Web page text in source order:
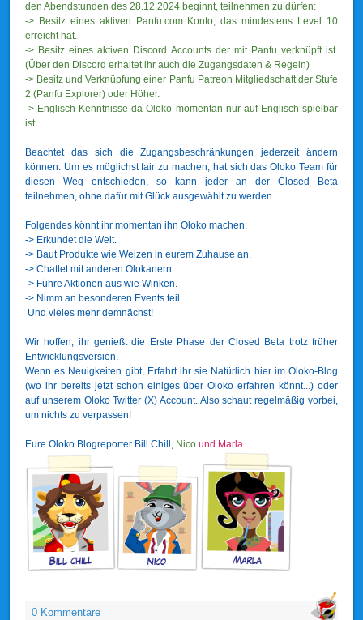
den Abendstunden des 28.12.2024 beginnt, teilnehmen zu dürfen:
-> Besitz eines aktiven Panfu.com Konto, das mindestens Level 10
erreicht hat.
-> Besitz eines aktiven Discord Accounts der mit Panfu verknüpft ist.
(Über den Discord erhaltet ihr auch die Zugangsdaten & Regeln)
-> Besitz und Verknüpfung einer Panfu Patreon Mitgliedschaft der Stufe
2 (Panfu Explorer) oder Höher.
-> Englisch Kenntnisse da Oloko momentan nur auf Englisch spielbar
ist.
Beachtet das sich die Zugangsbeschränkungen jederzeit ändern
können. Um es möglichst fair zu machen, hat sich das Oloko Team für
diesen Weg entschieden, so kann jeder an der Closed Beta
teilnehmen, ohne dafür mit Glück ausgewählt zu werden.
Folgendes könnt ihr momentan ihn Oloko machen:
-> Erkundet die Welt.
-> Baut Produkte wie Weizen in eurem Zuhause an.
-> Chattet mit anderen Olokanern.
-> Führe Aktionen aus wie Winken.
-> Nimm an besonderen Events teil.
Und vieles mehr demnächst!
Wir hoffen, ihr genießt die Erste Phase der Closed Beta trotz früher
Entwicklungsversion.
Wenn es Neuigkeiten gibt, Erfahrt ihr sie Natürlich hier im Oloko-Blog
(wo ihr bereits jetzt schon einiges über Oloko erfahren könnt...) oder
auf unserem Oloko Twitter (X) Account. Also schaut regelmäßig vorbei,
um nichts zu verpassen!
Eure Oloko Blogreporter Bill Chill, Nico und Marla
0 Kommentare